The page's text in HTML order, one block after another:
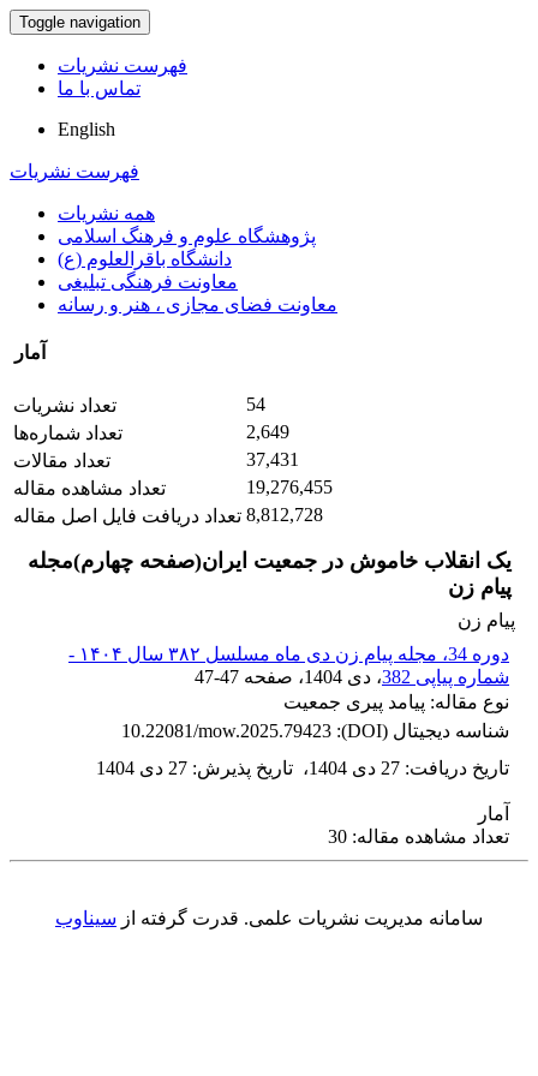
Toggle navigation
فهرست نشریات
تماس با ما
English
فهرست نشریات
همه نشریات
پژوهشگاه علوم و فرهنگ اسلامی
دانشگاه باقرالعلوم (ع)
معاونت فرهنگی تبلیغی
معاونت فضای مجازی ، هنر و رسانه
آمار
تعداد نشریات
54
تعداد شماره‌ها
2,649
تعداد مقالات
37,431
تعداد مشاهده مقاله
19,276,455
تعداد دریافت فایل اصل مقاله 8,812,728
یک انقلاب خاموش در جمعیت ایران(صفحه چهارم)مجله
پیام زن
پیام زن
دوره 34، مجله پیام زن دی ماه مسلسل ۳۸۲ سال ۱۴۰۴ -
شماره پیاپی 382
، دی 1404 ، صفحه 47-47
نوع مقاله: پیامد پیری جمعیت
شناسه دیجیتال (DOI):
10.22081/mow.2025.79423
تاریخ دریافت: 27 دی 1404 ، تاریخ پذیرش: 27 دی 1404
آمار
تعداد مشاهده مقاله: 30
سامانه مدیریت نشریات علمی. قدرت گرفته از سیناوب